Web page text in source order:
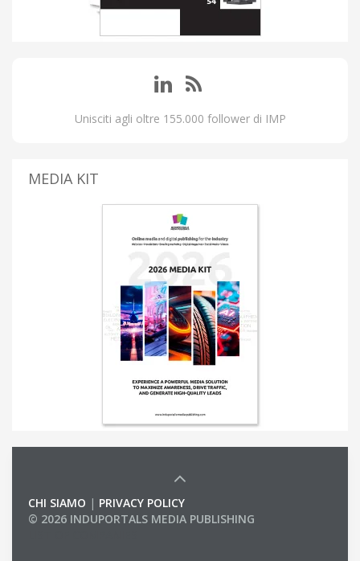
Unisciti agli oltre 155.000 follower di IMP
MEDIA KIT
CHI SIAMO | PRIVACY POLICY
© 2026 INDUPORTALS MEDIA PUBLISHING